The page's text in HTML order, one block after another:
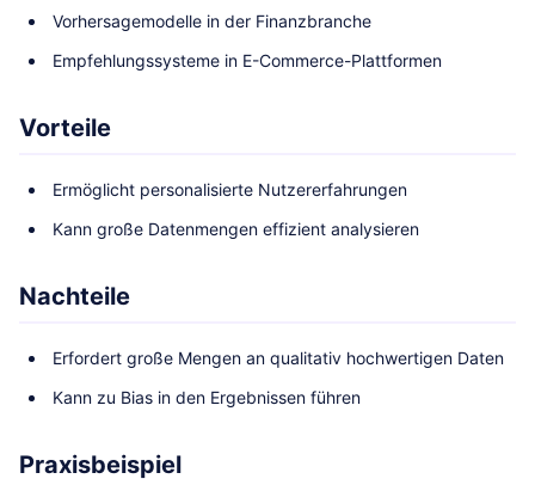
Vorhersagemodelle in der Finanzbranche
Empfehlungssysteme in E-Commerce-Plattformen
Vorteile
Ermöglicht personalisierte Nutzererfahrungen
Kann große Datenmengen effizient analysieren
Nachteile
Erfordert große Mengen an qualitativ hochwertigen Daten
Kann zu Bias in den Ergebnissen führen
Praxisbeispiel